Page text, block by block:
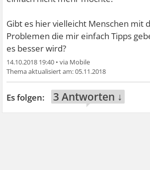
Gibt es hier vielleicht Menschen mit
Problemen die mir einfach Tipps
es besser wird?
14.10.2018 19:40 •
05.11.2018
3 Antworten ↓